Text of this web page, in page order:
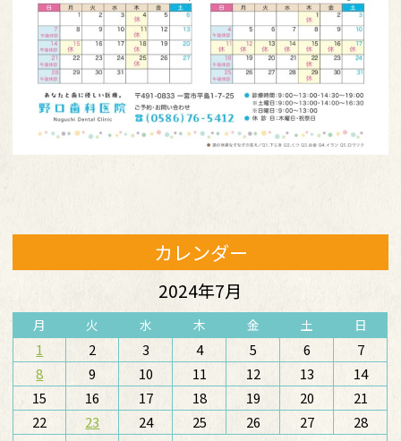
カレンダー
2024年7月
月 火 水 木 金 土 日
1 2 3 4 5 6
7
8
9 10 11 12 13
14
15
16 17 18 19 20
21
22
23 24 25 26 27
28